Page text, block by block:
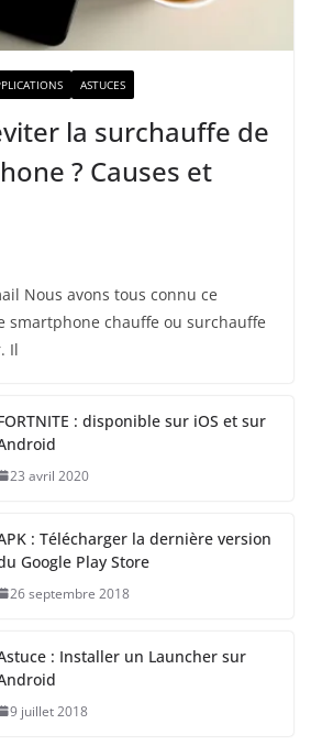
ASTUCES
la surchauffe de
? Causes et
Nous avons tous connu ce
smartphone chauffe ou surchauffe
Il
: disponible sur iOS et sur
23 avril 2020
: Télécharger la dernière version
Google Play Store
26 septembre 2018
: Installer un Launcher sur
9 juillet 2018